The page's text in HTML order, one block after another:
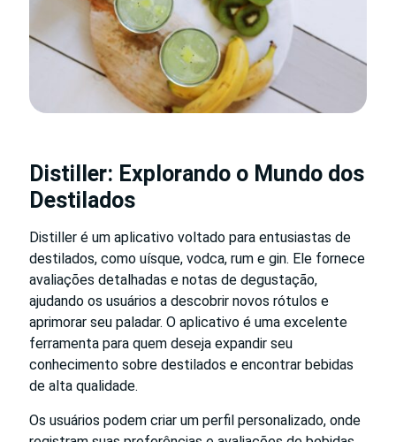
Distiller: Explorando o Mundo dos
Destilados
Distiller é um aplicativo voltado para entusiastas de
destilados, como uísque, vodca, rum e gin. Ele fornece
avaliações detalhadas e notas de degustação,
ajudando os usuários a descobrir novos rótulos e
aprimorar seu paladar. O aplicativo é uma excelente
ferramenta para quem deseja expandir seu
conhecimento sobre destilados e encontrar bebidas
de alta qualidade.
Os usuários podem criar um perfil personalizado, onde